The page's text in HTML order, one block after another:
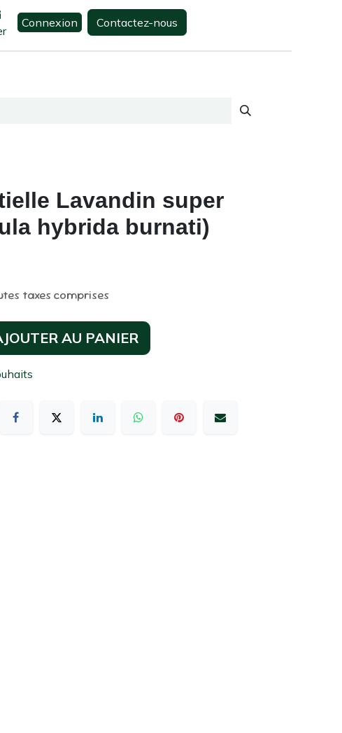
Connexion Contactez-nous
Lavandin super
hybrida burnati)
taxes comprises
AU PANIER